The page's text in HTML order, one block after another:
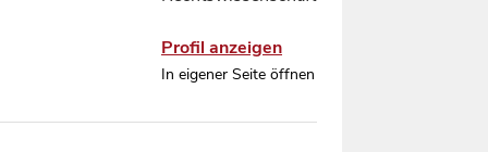
Profil anzeigen
In eigener Seite öffnen